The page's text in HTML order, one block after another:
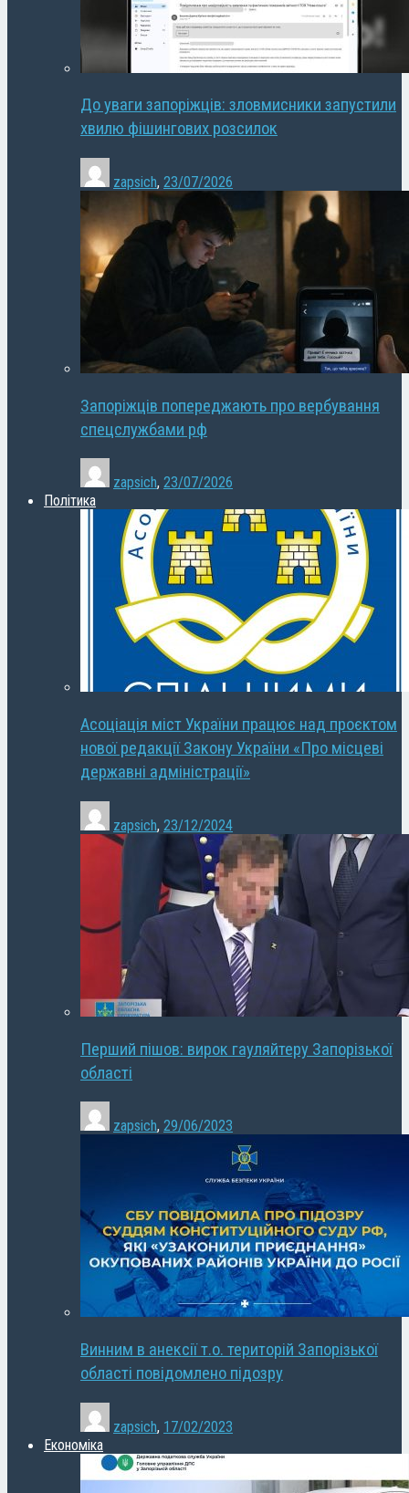
До уваги запоріжців: зловмисники запустили
хвилю фішингових розсилок
zapsich, 23/07/2026
Запоріжців попереджають про вербування
спецслужбами рф
zapsich, 23/07/2026
Політика
Асоціація міст України працює над проєктом
нової редакції Закону України «Про місцеві
державні адміністрації»
zapsich, 23/12/2024
Перший пішов: вирок гауляйтеру Запорізької
області
zapsich, 29/06/2023
Винним в анексії т.о. територій Запорізької
області повідомлено підозру
zapsich, 17/02/2023
Економіка